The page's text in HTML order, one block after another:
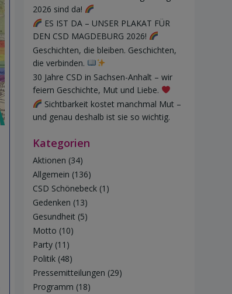
2026 sind da!
ES IST DA – UNSER PLAKAT FÜR
DEN CSD MAGDEBURG 2026!
Geschichten, die bleiben. Geschichten,
die verbinden.
30 Jahre CSD in Sachsen-Anhalt – wir
feiern Geschichte, Mut und Liebe.
Sichtbarkeit kostet manchmal Mut –
und genau deshalb ist sie so wichtig.
Kategorien
Aktionen (34)
Allgemein (136)
CSD Schönebeck (1)
Gedenken (13)
Gesundheit (5)
Motto (10)
Party (11)
Politik (48)
Pressemitteilungen (29)
Programm (18)